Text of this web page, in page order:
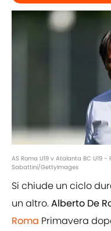
AS Roma U19 v Atalanta BC U19
Sabattini/GettyImages
Si chiude un ciclo
un altro.Alberto De
Roma Primavera